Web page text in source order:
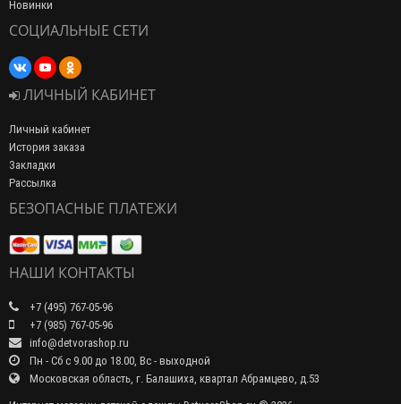
Новинки
СОЦИАЛЬНЫЕ СЕТИ
ЛИЧНЫЙ КАБИНЕТ
Личный кабинет
История заказа
Закладки
Рассылка
БЕЗОПАСНЫЕ ПЛАТЕЖИ
НАШИ КОНТАКТЫ
+7 (495) 767-05-96
+7 (985) 767-05-96
info@detvorashop.ru
Пн - Сб с 9.00 до 18.00, Вс - выходной
Московская область, г. Балашиха, квартал Абрамцево, д.53